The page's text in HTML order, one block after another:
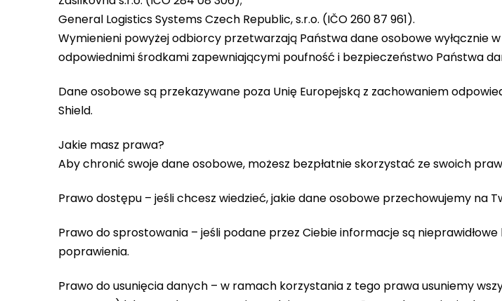
General Logistics Systems Czech Republic, s.r.o. (IČO 260 87 961).
Wymienieni powyżej odbiorcy przetwarzają Państwa dane osobowe wyłącznie
odpowiednimi środkami zapewniającymi poufność i bezpieczeństwo Państwa
Dane osobowe są przekazywane poza Unię Europejską z zachowaniem
Shield.
Jakie masz prawa?
Aby chronić swoje dane osobowe, możesz bezpłatnie skorzystać ze swoich
Prawo dostępu – jeśli chcesz wiedzieć, jakie dane osobowe przechowujemy na
Prawo do sprostowania – jeśli podane przez Ciebie informacje są
poprawienia.
Prawo do usunięcia danych – w ramach korzystania z tego prawa usuniemy